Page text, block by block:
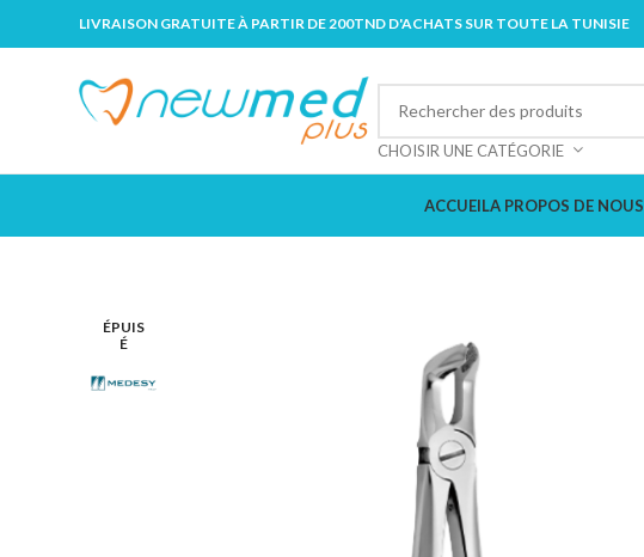
LIVRAISON GRATUITE À PARTIR DE 200TND D'ACHATS SUR TOUTE LA TUNISIE
CHOISIR UNE CATÉGORIE
ACCUEILA PROPOS DE NOUS
ÉPUIS
É